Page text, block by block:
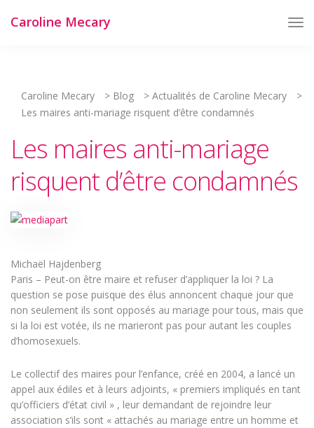
Caroline Mecary
Caroline Mecary > Blog > Actualités de Caroline Mecary
>
Les maires anti-mariage risquent d’être condamnés
Les maires anti-mariage
risquent d’être condamnés
Michaël Hajdenberg
Paris – Peut-on être maire et refuser d’appliquer la loi ? La
question se pose puisque des élus annoncent chaque jour que
non seulement ils sont opposés au mariage pour tous, mais que
si la loi est votée, ils ne marieront pas pour autant les couples
d’homosexuels.
Le collectif des maires pour l’enfance, créé en 2004, a lancé un
appel aux édiles et à leurs adjoints, « premiers impliqués en tant
qu’officiers d’état civil » , leur demandant de rejoindre leur
association s’ils sont « attachés au mariage entre un homme et